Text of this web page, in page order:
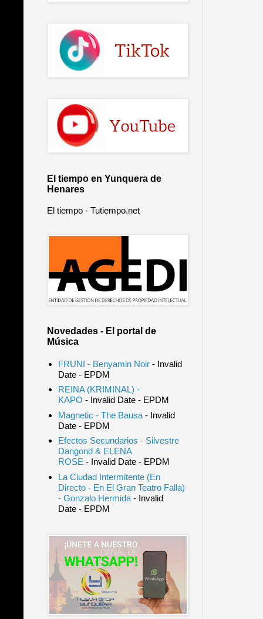
El tiempo en Yunquera de
Henares
El tiempo - Tutiempo.net
Novedades - El portal de
Música
FRUNI - Benyamin Noir- Invalid
Date- EPDM
REINA (KRIMINAL) -
KAPO - Invalid Date- EPDM
Magnetic - The Bausa- Invalid
Date- EPDM
Efectos Secundarios - Silvestre
Dangond & ELENA
ROSE - Invalid Date- EPDM
La Ciudad Intermitente (En
Directo - En El Gran Teatro Falla)
- Gonzalo Hermida- Invalid
Date- EPDM